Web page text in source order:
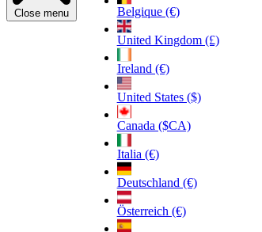
Belgique (€)
United Kingdom (£)
Ireland (€)
United States ($)
Canada ($CA)
Italia (€)
Deutschland (€)
Österreich (€)
Close menu